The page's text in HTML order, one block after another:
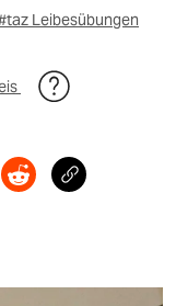
Leibesübungen